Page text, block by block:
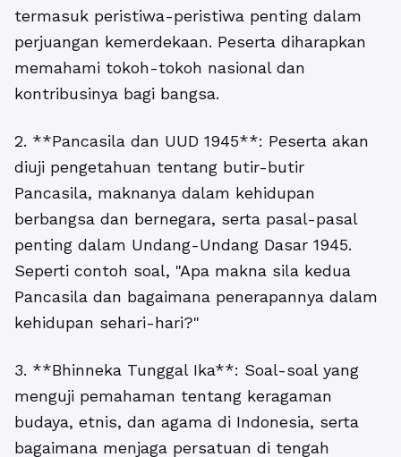
termasuk peristiwa-peristiwa penting dalam
perjuangan kemerdekaan. Peserta diharapkan
memahami tokoh-tokoh nasional dan
kontribusinya bagi bangsa.
2. **Pancasila dan UUD 1945**: Peserta akan
diuji pengetahuan tentang butir-butir
Pancasila, maknanya dalam kehidupan
berbangsa dan bernegara, serta pasal-pasal
penting dalam Undang-Undang Dasar 1945.
Seperti contoh soal, "Apa makna sila kedua
Pancasila dan bagaimana penerapannya dalam
kehidupan sehari-hari?"
3. **Bhinneka Tunggal Ika**: Soal-soal yang
menguji pemahaman tentang keragaman
budaya, etnis, dan agama di Indonesia, serta
bagaimana menjaga persatuan di tengah